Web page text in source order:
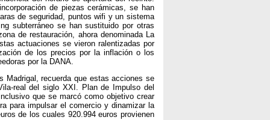
de piezas cerámicas, se han
de seguridad, puntos wifi y un sistema
subterráneo se han sustituido por otras
de restauración, ahora denominada La
actuaciones se vieron ralentizadas por
de los precios por la inflación o los
por la DANA.
Madrigal, recuerda que estas acciones se
real del siglo XXI. Plan de Impulso del
que se marcó como objetivo crear
para impulsar el comercio y dinamizar la
de los cuales 920.994 euros provienen